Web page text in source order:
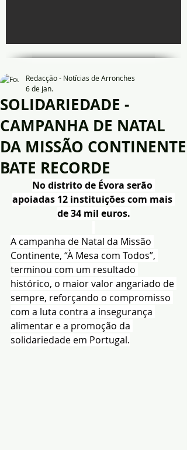
SOLIDARIEDADE -
CAMPANHA DE NATAL
DA MISSÃO CONTINENTE
BATE RECORDE
Redacção - Notícias de Arronches
6 de jan.
No distrito de Évora serão
apoiadas 12 instituições com mais
de 34 mil euros.
A campanha de Natal da Missão
Continente, “À Mesa com Todos”,
terminou com um resultado
histórico, o maior valor angariado de
sempre, reforçando o compromisso
com a luta contra a insegurança
alimentar e a promoção da
solidariedade em Portugal.